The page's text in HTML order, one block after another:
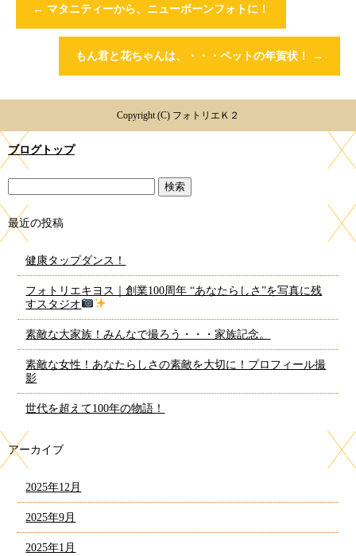
← マタニティーから、ニューボーンフォトに！
もん君と花ちゃんは、・・・ペットの年賀状！ →
Copyright (C) フォトリエＫ２
ブログトップ
最近の投稿
健康タップダンス！
フォトリエキヨス｜創業100周年 “あなたらしさ”を写真に残
すスタジオ
素敵な大家族！みんなで撮ろう・・・家族記念。
素敵な女性！あなたらしさの素敵を大切に！プロフィール撮
影
世代を超えて100年の物語！
アーカイブ
2025年12月
2025年9月
2025年1月